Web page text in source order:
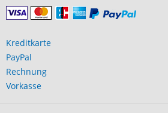
Kreditkarte
PayPal
Rechnung
Vorkasse